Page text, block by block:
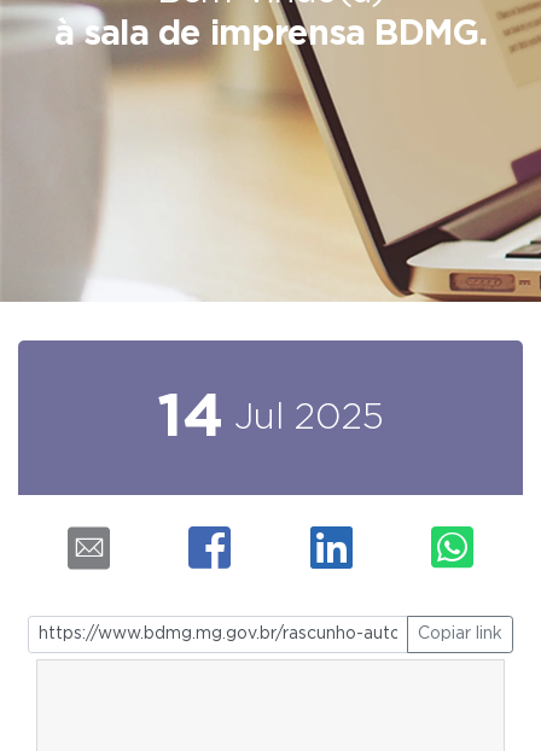
à sala de imprensa BDMG.
14 Jul 2025
Copiar link